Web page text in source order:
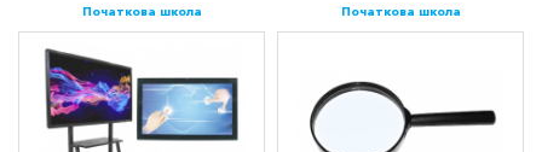
Початкова школа Початкова школа